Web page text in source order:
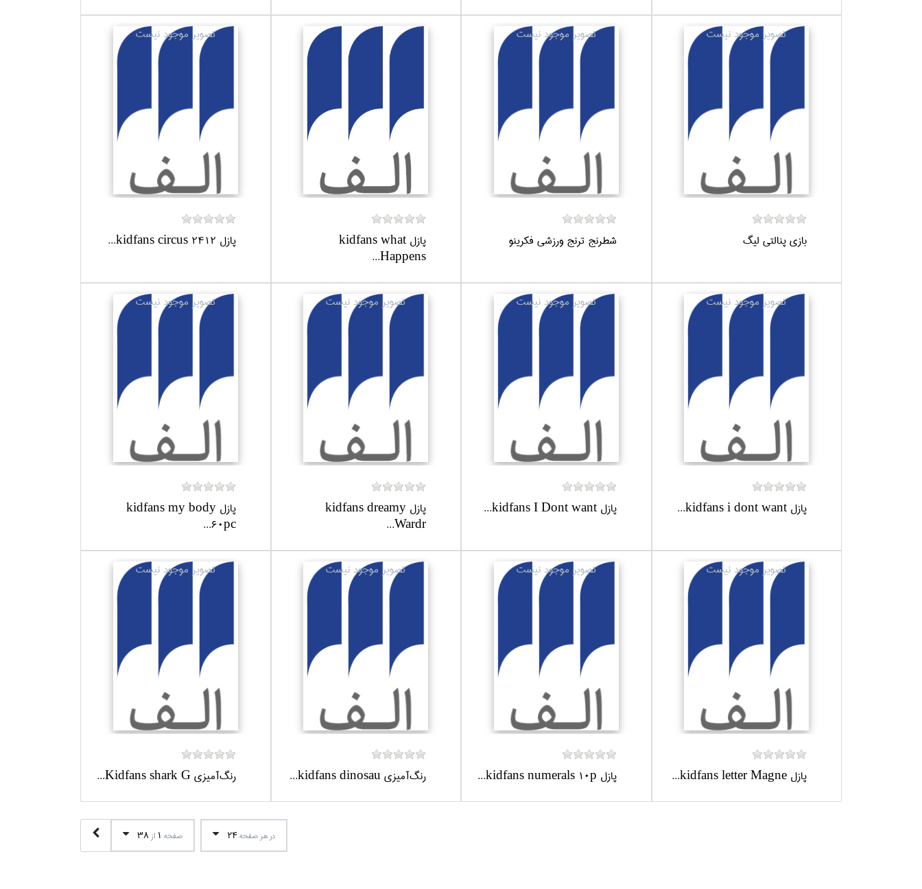
بازي پنالتي ليگ شطرنج ترنج ورزشي فكرينو
پازل kidfans what
Happens...
پازل 2412 kidfans circus...
پازل kidfans i dont want... پازل kidfans I Dont want...
پازل kidfans dreamy
Wardr...
پازل kidfans my body
60pc...
پازل kidfans letter Magne... پازل kidfans numerals 10p... رنگ‌آميزي kidfans dinosau... رنگ‌آميزي Kidfans shark G...
در هر صفحه24 صفحه 1 از38